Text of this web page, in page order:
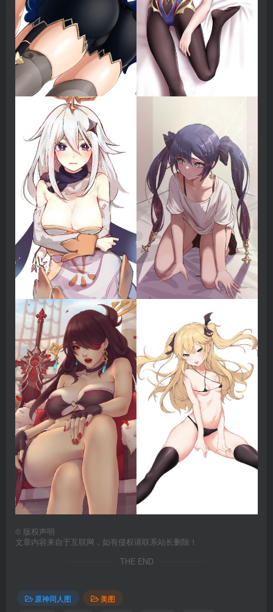
© 版权声明
文章内容来自于互联网，如有侵权请联系站长删除！
THE END
原神同人图
美图